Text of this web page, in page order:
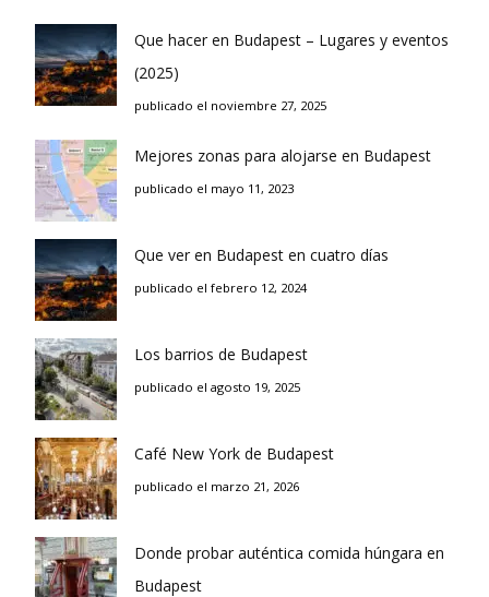
Que hacer en Budapest – Lugares y eventos
(2025)
publicado el noviembre 27, 2025
Mejores zonas para alojarse en Budapest
publicado el mayo 11, 2023
Que ver en Budapest en cuatro días
publicado el febrero 12, 2024
Los barrios de Budapest
publicado el agosto 19, 2025
Café New York de Budapest
publicado el marzo 21, 2026
Donde probar auténtica comida húngara en
Budapest